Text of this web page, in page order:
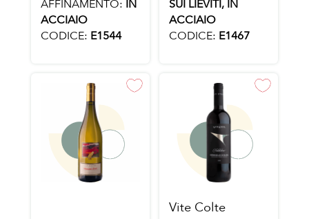
AFFINAMENTO: IN
ACCIAIO
CODICE: E1544
SUI LIEVITI, IN
ACCIAIO
CODICE: E1467
Vite Colte